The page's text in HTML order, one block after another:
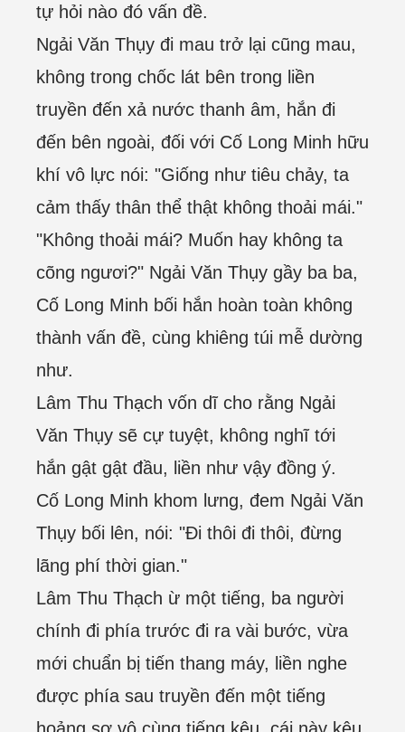
tự hỏi nào đó vấn đề.
Ngải Văn Thụy đi mau trở lại cũng mau,
không trong chốc lát bên trong liền
truyền đến xả nước thanh âm, hắn đi
đến bên ngoài, đối với Cố Long Minh hữu
khí vô lực nói: "Giống như tiêu chảy, ta
cảm thấy thân thể thật không thoải mái."
"Không thoải mái? Muốn hay không ta
cõng ngươi?" Ngải Văn Thụy gầy ba ba,
Cố Long Minh bối hắn hoàn toàn không
thành vấn đề, cùng khiêng túi mễ dường
như.
Lâm Thu Thạch vốn dĩ cho rằng Ngải
Văn Thụy sẽ cự tuyệt, không nghĩ tới
hắn gật gật đầu, liền như vậy đồng ý.
Cố Long Minh khom lưng, đem Ngải Văn
Thụy bối lên, nói: "Đi thôi đi thôi, đừng
lãng phí thời gian."
Lâm Thu Thạch ừ một tiếng, ba người
chính đi phía trước đi ra vài bước, vừa
mới chuẩn bị tiến thang máy, liền nghe
được phía sau truyền đến một tiếng
hoảng sợ vô cùng tiếng kêu, cái này kêu